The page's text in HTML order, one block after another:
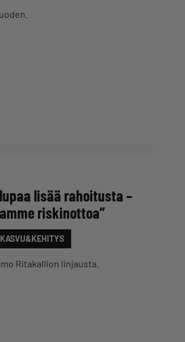
lisää rahoitusta –
riskinottoa”
Ritakallion linjausta.